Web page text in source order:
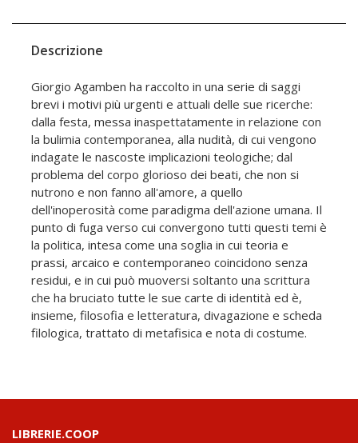
Descrizione
Giorgio Agamben ha raccolto in una serie di saggi
brevi i motivi più urgenti e attuali delle sue ricerche:
dalla festa, messa inaspettatamente in relazione con
la bulimia contemporanea, alla nudità, di cui vengono
indagate le nascoste implicazioni teologiche; dal
problema del corpo glorioso dei beati, che non si
nutrono e non fanno all'amore, a quello
dell'inoperosità come paradigma dell'azione umana. Il
punto di fuga verso cui convergono tutti questi temi è
la politica, intesa come una soglia in cui teoria e
prassi, arcaico e contemporaneo coincidono senza
residui, e in cui può muoversi soltanto una scrittura
che ha bruciato tutte le sue carte di identità ed è,
insieme, filosofia e letteratura, divagazione e scheda
filologica, trattato di metafisica e nota di costume.
LIBRERIE.COOP